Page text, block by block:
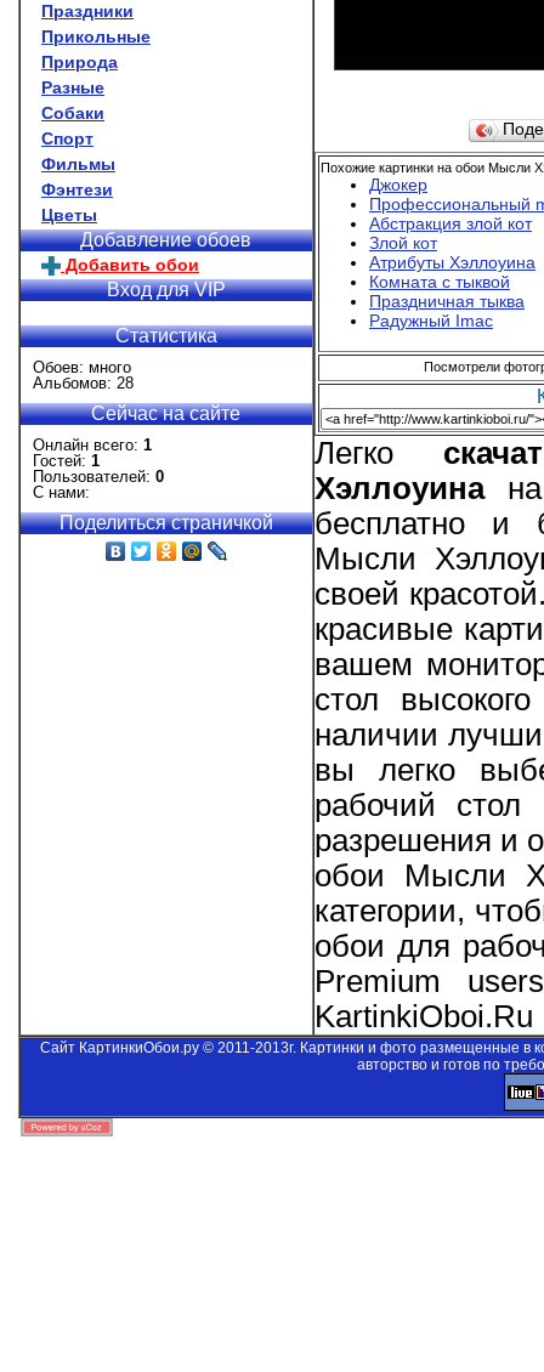
Праздники
Прикольные
Природа
Разные
Собаки
Спорт
Фильмы
Фэнтези
Цветы
Добавление обоев
Добавить обои
Вход для VIP
Статистика
Обоев: много
Альбомов: 28
Сейчас на сайте
Онлайн всего: 1
Гостей: 1
Пользователей: 0
С нами:
Поделиться страничкой
Похожие картинки на обои Мысли
Джокер
Профессиональный
Абстракция злой кот
Злой кот
Атрибуты Хэллоуина
Комната с тыквой
Праздничная тыква
Радужный Imac
Посмотрели
Легко
Хэллоуинана
бесплатно и
Мысли
своей
красивые
вашем
стол
наличии
вы легко
рабочий стол
разрешения и
обои Мысли
категории,
обои для
Premium
KartinkiOboi.Ru
Сайт КартинкиОбои.ру © 2011-2013г. Картинки и фото размещенные в
авторство и готов по